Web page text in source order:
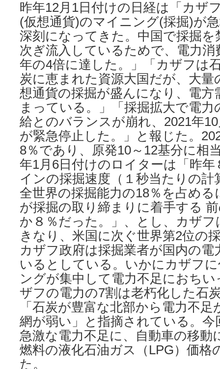
昨年12月1日付けの日経は「カザ
(仮想通貨)のマイニング(採掘)が
深刻になってきた。中国で採掘
次ぎ流入しているためで、電力
年の4倍に達した。」「カザフは
炭に恵まれた資源大国だが、大量
想通貨の採掘が盛んになり、電方
まっている。」「採掘拡大で電
給とのバランスが崩れ、2021年
が緊急停止した。」と報じた。
8％であり、原発10～12基分に相
年1月6日付けのロイターは「昨
インの採掘速度（１秒当たりの
全世界の採掘能力の18％を占め
が採掘の取り締まりに着手する
か８％だった。」、とし、カザ
きなり、米国に次ぐ世界第2位の
カザフ政府は採掘業者が国内の電
いるとしている。いかにカザフ
ングが集中して電力不足におち
ザフの電力の7割は老朽化した石
「石炭が豊富な北部から電力不
網が弱い」と指摘されている。
急激な電力不足に、自動車の移動
燃料の液化石油ガス（LPG）価格
た。